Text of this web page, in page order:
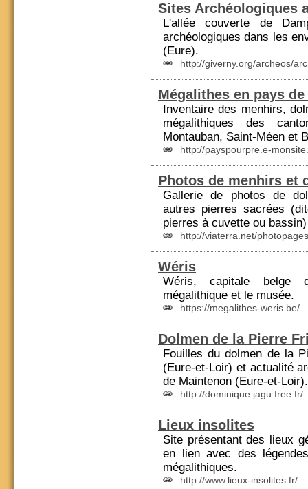
Sites Archéologiques
L'allée couverte de
archéologiques dans les
(Eure).
http://giverny.org/archeos/
Mégalithes en pays
Inventaire des menhirs,
mégalithiques des
Montauban, Saint-Méen et
http://payspourpre.e-
Photos de menhirs et
Gallerie de photos de
autres pierres sacrées
pierres à cuvette ou
http://viaterra.net/
Wéris
Wéris, capitale
mégalithique et le musée.
https://megalithes-weris.be/
Dolmen de la Pierre
Fouilles du dolmen de la
(Eure-et-Loir) et actualité
de Maintenon (Eure-et-Loir).
http://dominique.jagu.free.fr/
Lieux insolites
Site présentant des lieux
en lien avec des
mégalithiques.
http://www.lieux-insolites.fr/